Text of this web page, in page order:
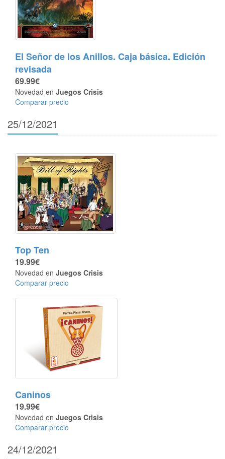
El Señor de los Anillos. Caja básica. Edición
revisada
69.99€
Novedad en Juegos Crisis
Comparar precio
25/12/2021
Top Ten
19.99€
Novedad en Juegos Crisis
Comparar precio
Caninos
19.99€
Novedad en Juegos Crisis
Comparar precio
24/12/2021